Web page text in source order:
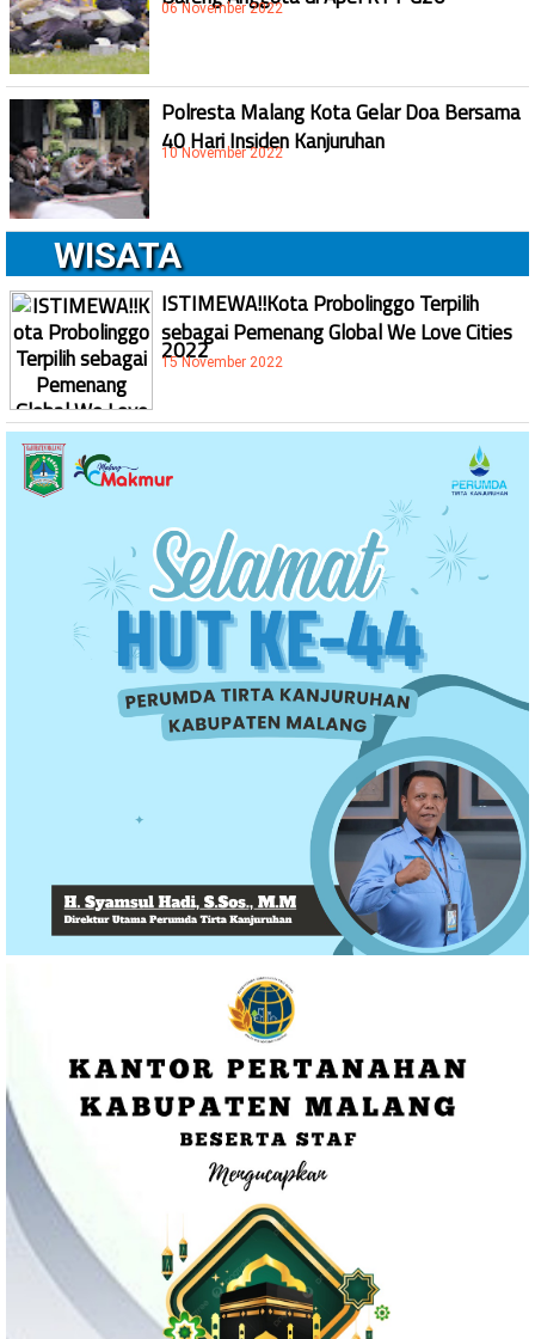
06 November 2022
Polresta Malang Kota Gelar Doa Bersama
40 Hari Insiden Kanjuruhan
10 November 2022
WISATA
ISTIMEWA!!Kota Probolinggo Terpilih
sebagai Pemenang Global We Love Cities
2022
15 November 2022